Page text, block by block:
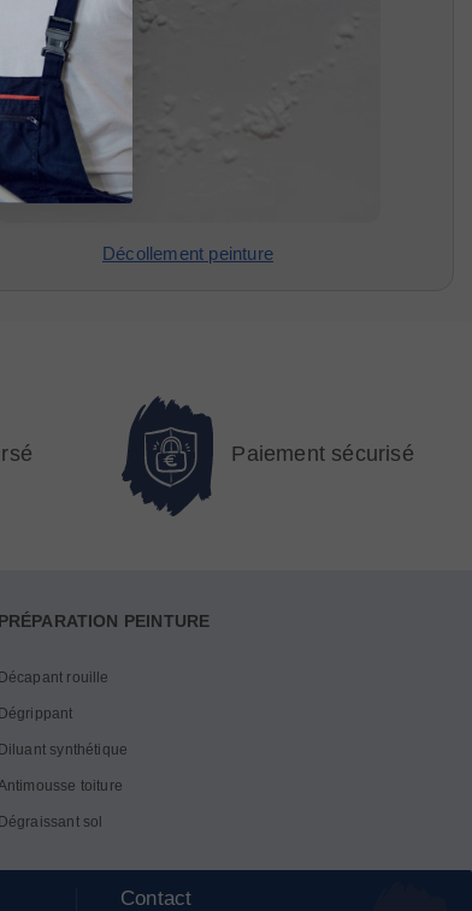
Décollement peinture
Paiement sécurisé
PRÉPARATION PEINTURE
Décapant rouille
Dégrippant
Diluant synthétique
toiture
Dégraissant sol
Contact